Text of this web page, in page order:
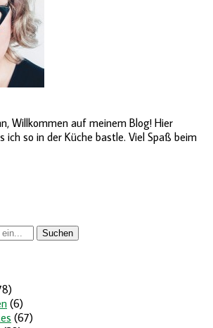
Willkommen auf meinem Blog! Hier
ich so in der Küche bastle. Viel Spaß beim
(6)
(67)